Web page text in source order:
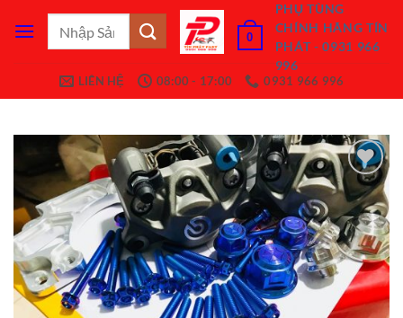
qua
0
PHỤ TÙNG
CHÍNH HÃNG TÍN
PHÁT - 0931 966
996
LIÊN HỆ
08:00 - 17:00 0931 966 996
Add to
Wishlist